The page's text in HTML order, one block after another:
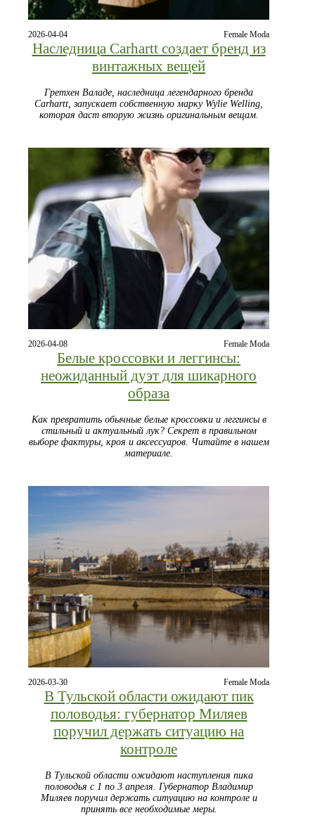
2026-04-04 Female Moda
Наследница Carhartt создает бренд из
винтажных вещей
Гретхен Валаде, наследница легендарного бренда
Carhartt, запускает собственную марку Wylie Welling,
которая даст вторую жизнь оригинальным вещам.
2026-04-08 Female Moda
Белые кроссовки и леггинсы:
неожиданный дуэт для шикарного
образа
Как превратить обычные белые кроссовки и леггинсы в
стильный и актуальный лук? Секрет в правильном
выборе фактуры, кроя и аксессуаров. Читайте в нашем
материале.
2026-03-30 Female Moda
В Тульской области ожидают пик
половодья: губернатор Миляев
поручил держать ситуацию на
контроле
В Тульской области ожидают наступления пика
половодья с 1 по 3 апреля. Губернатор Владимир
Миляев поручил держать ситуацию на контроле и
принять все необходимые меры.